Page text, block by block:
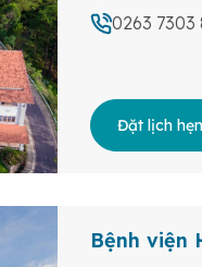
0263 7303
Đặt lịch hẹn
Bệnh viện